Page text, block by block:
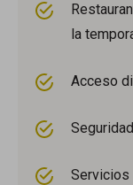
la
Acceso